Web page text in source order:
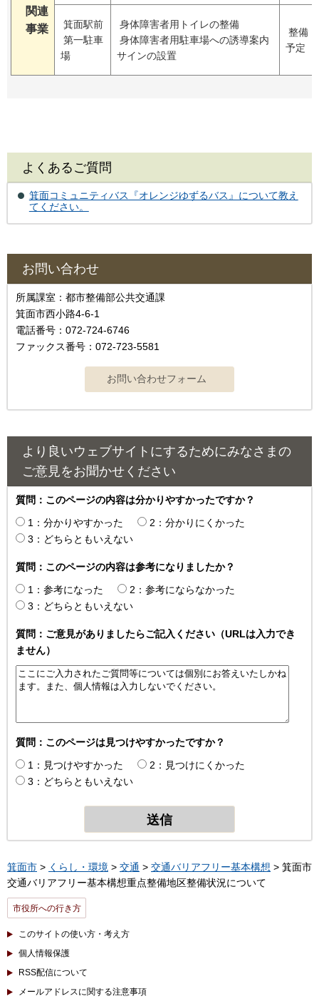
関連
事業
箕面駅前
第一駐車
場
身体障害者用トイレの整備
身体障害者用駐車場への誘導案内
サインの設置
整備
予定
よくあるご質問
箕面コミュニティバス『オレンジゆずるバス』について教え
てください。
お問い合わせ
所属課室：都市整備部公共交通課
箕面市西小路4-6-1
電話番号：072-724-6746
ファックス番号：072-723-5581
より良いウェブサイトにするためにみなさまの
ご意見をお聞かせください
質問：このページの内容は分かりやすかったですか？
1：分かりやすかった
2：分かりにくかった
3：どちらともいえない
質問：このページの内容は参考になりましたか？
1：参考になった
2：参考にならなかった
3：どちらともいえない
質問：ご意見がありましたらご記入ください（URLは入力でき
ません）
質問：このページは見つけやすかったですか？
1：見つけやすかった
2：見つけにくかった
3：どちらともいえない
箕面市 > くらし・環境 > 交通 > 交通バリアフリー基本構想 > 箕面市
交通バリアフリー基本構想重点整備地区整備状況について
市役所への行き方
このサイトの使い方・考え方
個人情報保護
RSS配信について
メールアドレスに関する注意事項